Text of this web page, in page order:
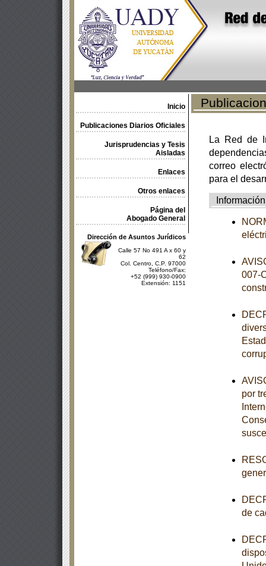
Inicio
Publicaciones Diarios Oficiales
Jurisprudencias y Tesis
Aisladas
Enlaces
Otros enlaces
Página del
Abogado General
Dirección de Asuntos Jurídicos
Calle 57 No 491 A x 60 y
62
Col. Centro, C.P. 97000
Teléfono/Fax:
+52 (999) 930-0900
Extensión: 1151
La Red de
correo
para el
Información
007-
por
de